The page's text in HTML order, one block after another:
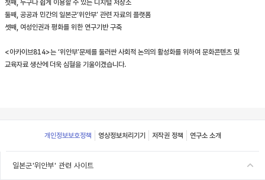
첫째, 누구나 쉽게 이용할 수 있는 디지털 저장소
둘째, 공공과 민간의 일본군‘위안부’ 관련 자료의 플랫폼
셋째, 여성인권과 평화를 위한 연구기반 구축
<아카이브814>는 ‘위안부’문제를 둘러싼 사회적 논의의 활성화를 위하여 문화콘텐츠 및
교육자료 생산에 더욱 심혈을 기울이겠습니다.
Footer
개인정보보호정책 영상정보처리기기 저작권 정책 연구소 소개
일본군'위안부' 관련 사이트